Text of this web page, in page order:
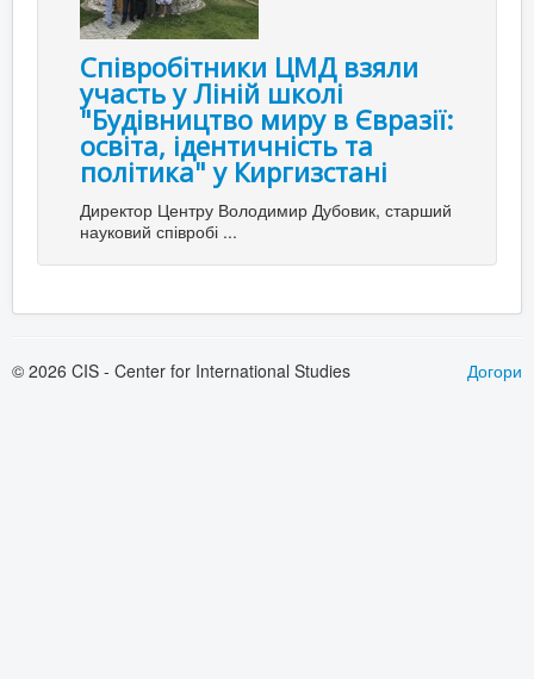
Співробітники ЦМД взяли
участь у Ліній школі
"Будівництво миру в Євразії:
освіта, ідентичність та
політика" у Киргизстані
Директор Центру Володимир Дубовик, старший
науковий співробі ...
Догори
© 2026 CIS - Center for International Studies